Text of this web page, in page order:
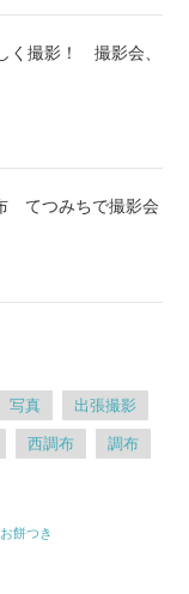
く撮影！ 撮影会、
てつみちで撮影会
写真 出張撮影
西調布 調布
餅つき